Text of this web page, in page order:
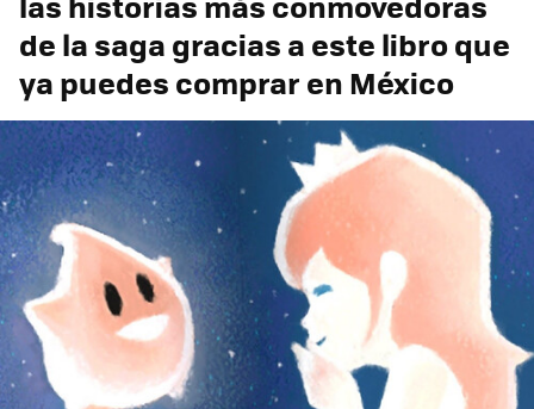
de la saga gracias a este libro que
ya puedes comprar en México